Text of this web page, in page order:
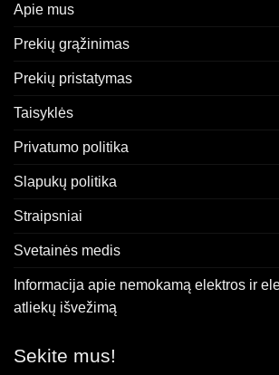
Apie mus
Prekių grąžinimas
Prekių pristatymas
Taisyklės
Privatumo politika
Slapukų politika
Straipsniai
Svetainės medis
Informacija apie nemokamą elektros ir
atliekų išvežimą
Sekite mus!